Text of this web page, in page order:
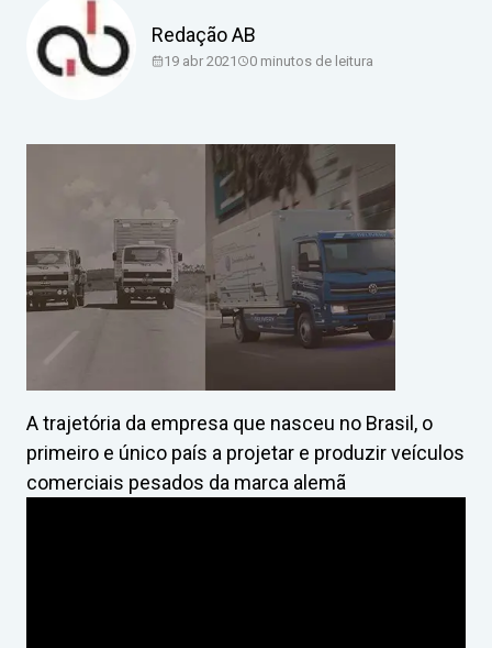
Redação AB
19 abr 2021 0 minutos de leitura
A trajetória da empresa que nasceu no Brasil, o
primeiro e único país a projetar e produzir veículos
comerciais pesados da marca alemã